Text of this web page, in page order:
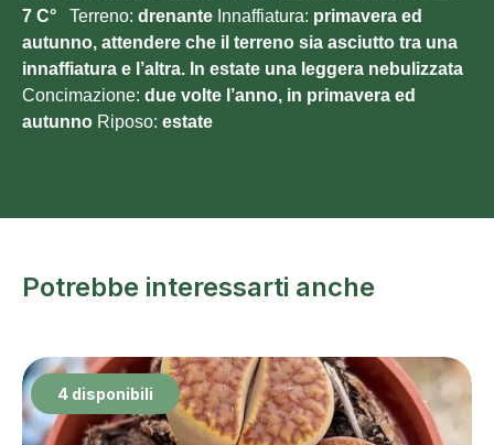
7 C° Terreno: drenante Innaffiatura: primavera ed
autunno, attendere che il terreno sia asciutto tra una
innaffiatura e l’altra. In estate una leggera nebulizzata
Concimazione: due volte l’anno, in primavera ed
autunno Riposo: estate
Potrebbe interessarti anche
4 disponibili